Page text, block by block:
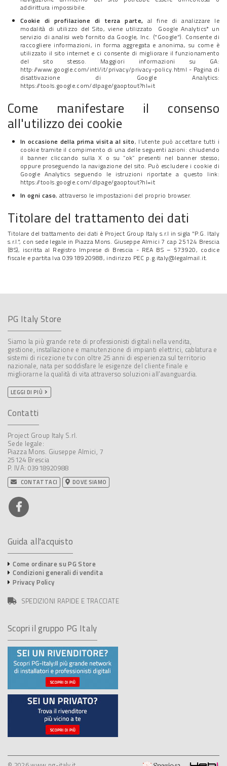
addirittura impossibile.
Cookie di profilazione di terza parte, al fine di analizzare le
modalità di utilizzo del Sito, viene utilizzato Google Analytics* un
servizio di analisi web fornito da Google, Inc. ("Google"). Consente di
raccogliere informazioni, in forma aggregata e anonima, su come è
utilizzato il sito internet e ci consente di migliorare il funzionamento
del sito stesso. Maggiori informazioni su GA:
http://www.google.com/intl/it/privacy/privacy-policy.html - Pagina di
disattivazione di Google Analytics:
https://tools.google.com/dlpage/gaoptout?hl=it
Come manifestare il consenso
all'utilizzo dei cookie
In occasione della prima visita al sito, l’utente può accettare tutti i
cookie tramite il compimento di una delle seguenti azioni: chiudendo
il banner cliccando sulla X o su “ok” presenti nel banner stesso;
oppure proseguendo la navigazione del sito. Può escludere i cookie di
Google Analytics seguendo le istruzioni riportate a questo link:
https://tools.google.com/dlpage/gaoptout?hl=it
In ogni caso, attraverso le impostazioni del proprio browser.
Titolare del trattamento dei dati
Titolare del trattamento dei dati è Project Group Italy s.r.l in sigla "P.G. Italy
s.r.l.", con sede legale in Piazza Mons. Giuseppe Almici 7 cap 25124 Brescia
(BS), iscritta al Registro Imprese di Brescia - REA BS – 573920, codice
fiscale e partita Iva 03918920988, indirizzo PEC p.g.italy@legalmail.it.
PG Italy Store
Siamo la più grande rete di professionisti digitali nella vendita,
gestione, installazione e manutenzione di impianti elettrici, cablatura e
sistemi di ricezione tv con oltre 25 anni di esperienza sul territorio
nazionale, nata per soddisfare le esigenze del cliente finale e
migliorarne la qualità di vita attraverso soluzioni all’avanguardia.
LEGGI DI PIÙ
Contatti
Project Group Italy S.rl.
Sede legale:
Piazza Mons. Giuseppe Almici, 7
25124 Brescia
P. IVA: 03918920988
CONTATTACI DOVE SIAMO
Guida all'acquisto
Come ordinare su PG Store
Condizioni generali di vendita
Privacy Policy
SPEDIZIONI RAPIDE E TRACCIATE
Scopri il gruppo PG Italy